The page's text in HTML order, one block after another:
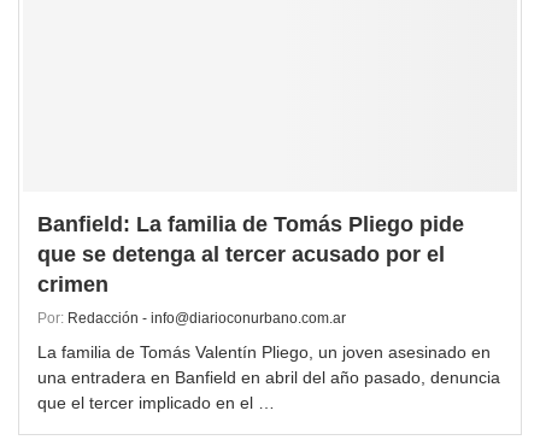
Banfield: La familia de Tomás Pliego pide
que se detenga al tercer acusado por el
crimen
Por: Redacción - info@diarioconurbano.com.ar
La familia de Tomás Valentín Pliego, un joven asesinado en
una entradera en Banfield en abril del año pasado, denuncia
que el tercer implicado en el …